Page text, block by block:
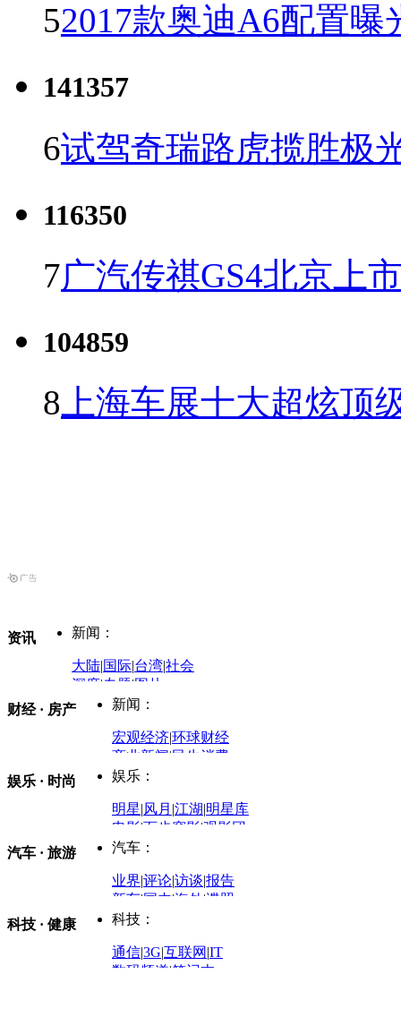
52017款奥迪A6配置曝
141357
6试驾奇瑞路虎揽胜极
116350
7广汽传祺GS4北京上
104859
8 上海车展十大超炫顶
资讯 新闻：
大陆|国际|台湾|社会
深度|专题|图片
中国政要资料库
评论：
时事开讲
军事：
中国军情|环球军情
体育：
NBA CBA|大局观
历史：
财经 · 房产 新闻：
宏观经济|环球财经
商业新闻|民生消费
商业评论|宏观分析
金融观察
股票：
炒股大赛
投资观察|龙虎榜点评
黑马追踪|明星分析师
娱乐 · 时尚 娱乐：
明星|风月 |江湖|明星库
电影|百步穿影|观影团
星座 塔罗
时尚：
时装
化妆品库|试用中心
情感|奢侈品|图片
汽车 · 旅游 汽车：
业界|评论|访谈|报告
新车|国内|海外 |谍照
购车 导购
用车专栏|二手车
科技 · 健康 科技：
通信|3G|互联网 |IT
数码频道|笔记本